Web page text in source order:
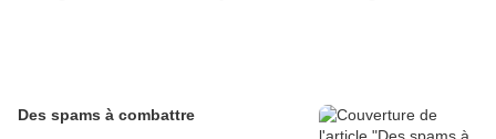
Des spams à combattre